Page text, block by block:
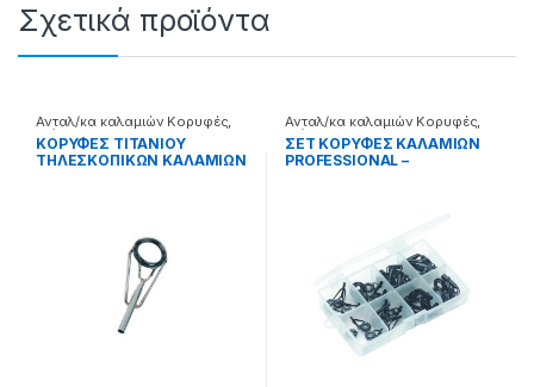
Σχετικά προϊόντα
Ανταλ/κα καλαμιών Κορυφές
Διάφορα
ΚΟΡΥΦΕΣ ΤΙΤΑΝΙΟΥ
ΤΗΛΕΣΚΟΠΙΚΩΝ ΚΑΛΑΜΙΩΝ
Ανταλ/κα καλαμιών Κορυφές
Διάφορα
ΣΕΤ ΚΟΡΥΦΕΣ ΚΑΛΑΜΙΩΝ
PROFESSIONAL –